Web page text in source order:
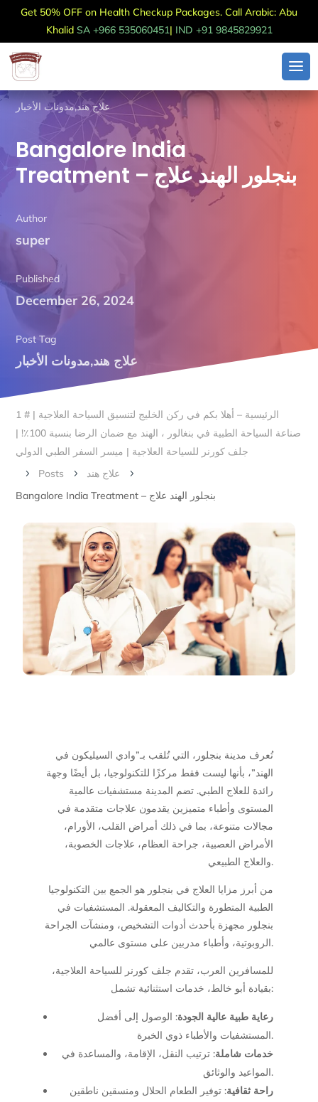
Get 50% OFF on Health Checkup Packages. Call Arabic: Abu
Khalid SA +966 535060451| IND +91 9845829921
علاج هند,مدونات الأخبار
Bangalore India
Treatment – بنجلور الهند علاج
Author
super
Published
December 26, 2024
Post Tag
علاج هند,مدونات الأخبار
الرئيسية – أهلا بكم في ركن الخليج لتنسيق السياحة العلاجية | # 1
صناعة السياحة الطبية في بنغالور ، الهند مع ضمان الرضا بنسبة 100٪! |
جلف كورنر للسياحة العلاجية | ميسر السفر الطبي الدولي
5 Posts 5 علاج هند 5
Bangalore India Treatment – بنجلور الهند علاج
تُعرف مدينة بنجلور، التي تُلقب بـ”وادي السيليكون في
الهند”، بأنها ليست فقط مركزًا للتكنولوجيا، بل أيضًا وجهة
رائدة للعلاج الطبي. تضم المدينة مستشفيات عالمية
المستوى وأطباء متميزين يقدمون علاجات متقدمة في
مجالات متنوعة، بما في ذلك أمراض القلب، الأورام،
الأمراض العصبية، جراحة العظام، علاجات الخصوبة،
والعلاج الطبيعي.
من أبرز مزايا العلاج في بنجلور هو الجمع بين التكنولوجيا
الطبية المتطورة والتكاليف المعقولة. المستشفيات في
بنجلور مجهزة بأحدث أدوات التشخيص، ومنشآت الجراحة
الروبوتية، وأطباء مدربين على مستوى عالمي.
للمسافرين العرب، تقدم جلف كورنر للسياحة العلاجية،
بقيادة أبو خالط، خدمات استثنائية تشمل:
رعاية طبية عالية الجودة: الوصول إلى أفضل
المستشفيات والأطباء ذوي الخبرة.
خدمات شاملة: ترتيب النقل، الإقامة، والمساعدة في
المواعيد والوثائق.
راحة ثقافية: توفير الطعام الحلال ومنسقين ناطقين